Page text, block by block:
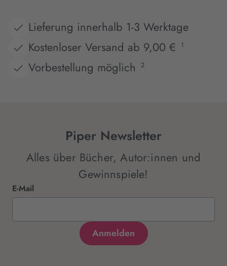
Lieferung innerhalb 1-3 Werktage
Kostenloser Versand ab 9,00 €
1
Vorbestellung möglich 2
Piper Newsletter
Alles über Bücher, Autor:innen und
Gewinnspiele!
E-Mail